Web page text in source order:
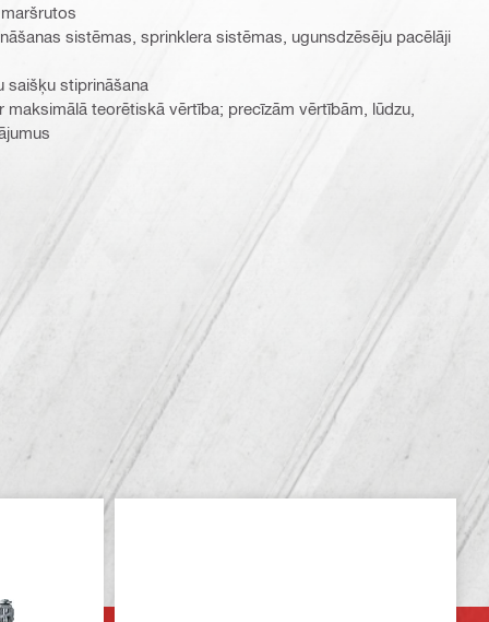
sistēmas, sprinklera sistēmas, ugunsdzēsēju pacēlāji
saišķu stiprināšana
maksimālā teorētiskā vērtība; precīzām vērtībām, lūdzu,